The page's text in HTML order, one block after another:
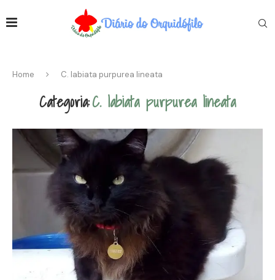
Home C. labiata purpurea lineata
Categoria:C. labiata purpurea lineata